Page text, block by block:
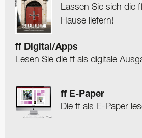
Lassen Sie sich die
Hause liefern!
ff Digital/Apps
Lesen Sie die ff als digitale
ff E-Paper
Die ff als E-Paper